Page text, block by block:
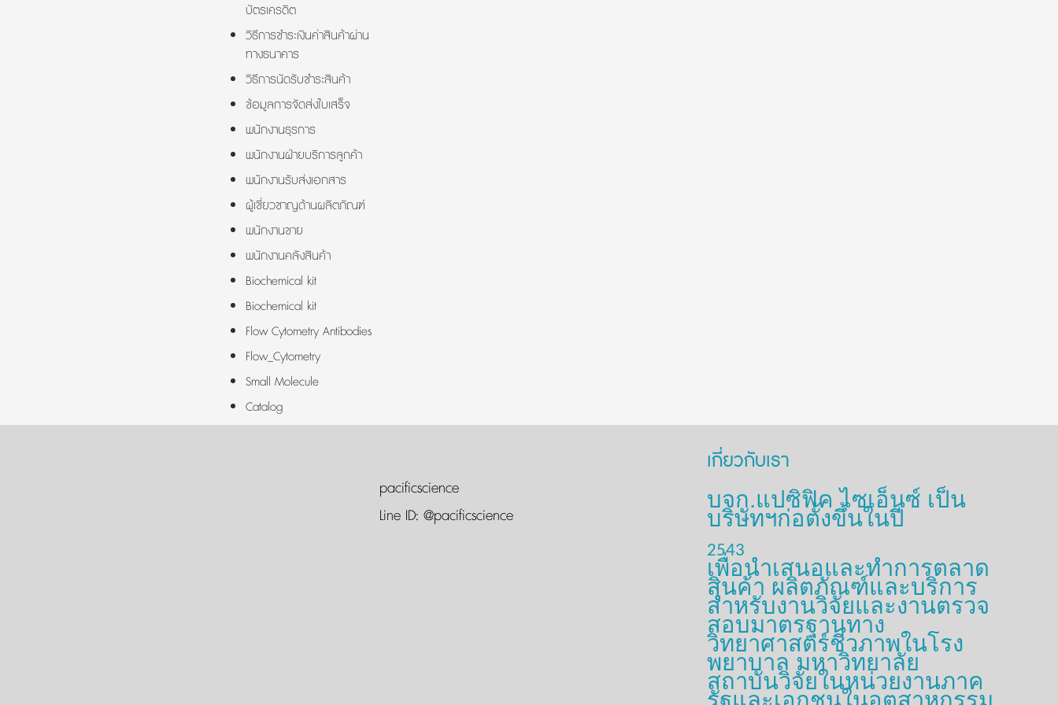
บัตรเครดิต
วิธีการชำระเงินค่าสินค้าผ่าน
ทางธนาคาร
วิธีการนัดรับชำระสินค้า
ข้อมูลการจัดส่งใบเสร็จ
พนักงานธุรการ
พนักงานฝ่ายบริการลูกค้า
พนักงานรับส่งเอกสาร
ผู้เชี่ยวชาญด้านผลิตภัณฑ์
พนักงานขาย
พนักงานคลังสินค้า
Biochemical kit
Biochemical kit
Flow Cytometry Antibodies
Flow_Cytometry
Small Molecule
Catalog
pacificscience
Line ID: @pacificscience
เกี่ยวกับเรา
บจก.แปซิฟิค ไซเอ็นซ์ เป็น
บริษัทฯก่อตั้งขึ้นในปี
2543
เพื่อนำเสนอและทำการตลาด
สินค้า ผลิตภัณฑ์และบริการ
สำหรับงานวิจัยและงานตรวจ
สอบมาตรฐานทาง
วิทยาศาสตร์ชีวภาพในโรง
พยาบาล มหาวิทยาลัย
สถาบันวิจัยในหน่วยงานภาค